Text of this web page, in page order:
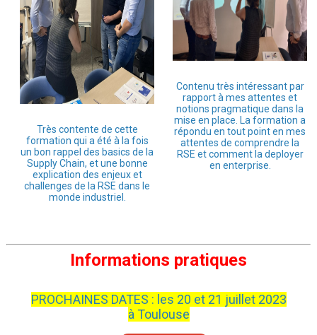
Très contente de cette
formation qui a été à la fois
un bon rappel des basics de la
Supply Chain, et une bonne
explication des enjeux et
challenges de la RSE dans le
monde industriel.
Contenu très intéressant par
rapport à mes attentes et
notions pragmatique dans la
mise en place. La formation a
répondu en tout point en mes
attentes de comprendre la
RSE et comment la deployer
en enterprise.
Informations pratiques
PROCHAINES DATES : les 20 et 21 juillet 2023
à Toulouse